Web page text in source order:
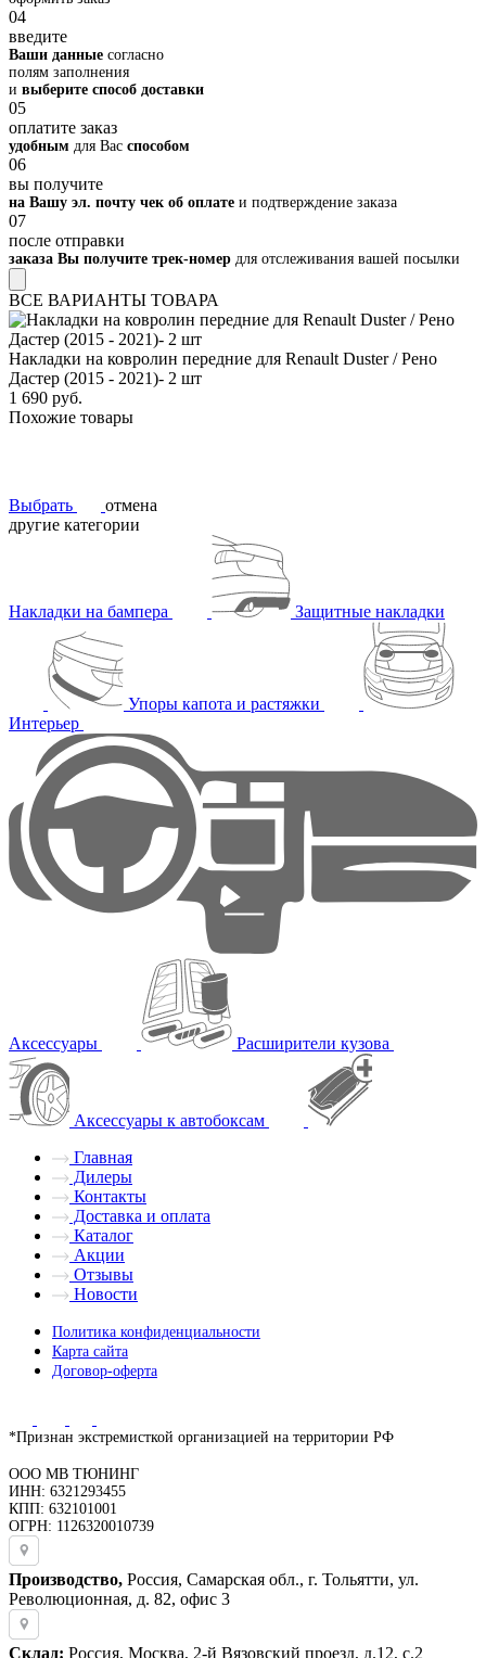
04
введите
Ваши данные согласно
полям заполнения
и выберите способ доставки
05
оплатите заказ
удобным для Вас способом
06
вы получите
на Вашу эл. почту чек об оплате и подтверждение заказа
07
после отправки
заказа Вы получите трек-номер для отслеживания вашей посылки
ВСЕ ВАРИАНТЫ ТОВАРА
Накладки на ковролин передние для Renault Duster / Рено
Дастер (2015 - 2021)- 2 шт
1 690 руб.
Похожие товары
Выбрать
отмена
другие категории
Накладки на бампера Защитные накладки
Упоры капота и растяжки
Интерьер
Аксессуары Расширители кузова
Аксессуары к автобоксам
Главная
Дилеры
Контакты
Доставка и оплата
Каталог
Акции
Отзывы
Новости
Политика конфиденциальности
Карта сайта
Договор-оферта
*Признан экстремисткой организацией на территории РФ
ООО МВ ТЮНИНГ
ИНН: 6321293455
КПП: 632101001
ОГРН: 1126320010739
Производство, Россия, Самарская обл., г. Тольятти, ул.
Революционная, д. 82, офис 3
Склад: Россия, Москва, 2-й Вязовский проезд, д.12, с.2